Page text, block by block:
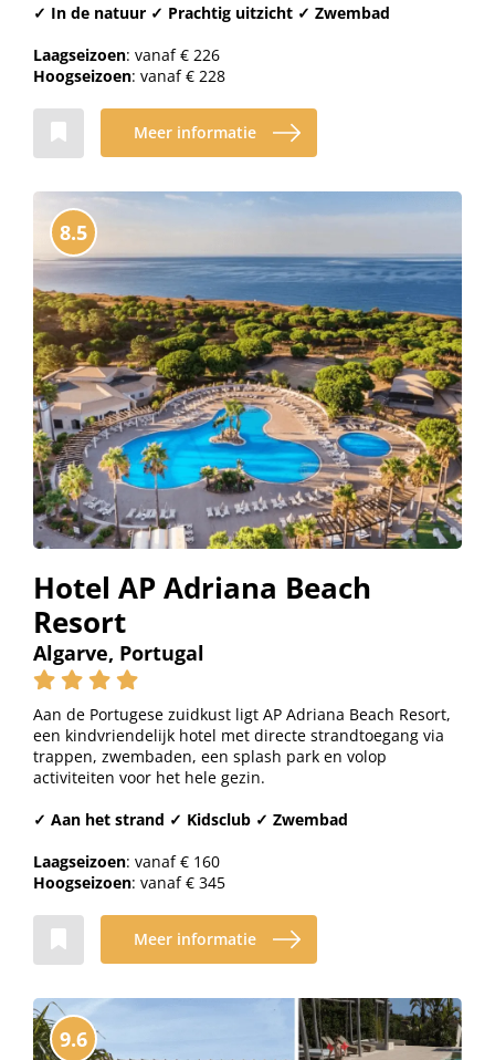
✓ In de natuur ✓ Prachtig uitzicht ✓ Zwembad
Laagseizoen: vanaf € 226
Hoogseizoen: vanaf € 228
Meer informatie
8.5
Hotel AP Adriana Beach
Resort
Algarve, Portugal
Aan de Portugese zuidkust ligt AP Adriana Beach Resort,
een kindvriendelijk hotel met directe strandtoegang via
trappen, zwembaden, een splash park en volop
activiteiten voor het hele gezin.
✓ Aan het strand ✓ Kidsclub ✓ Zwembad
Laagseizoen: vanaf € 160
Hoogseizoen: vanaf € 345
Meer informatie
9.6